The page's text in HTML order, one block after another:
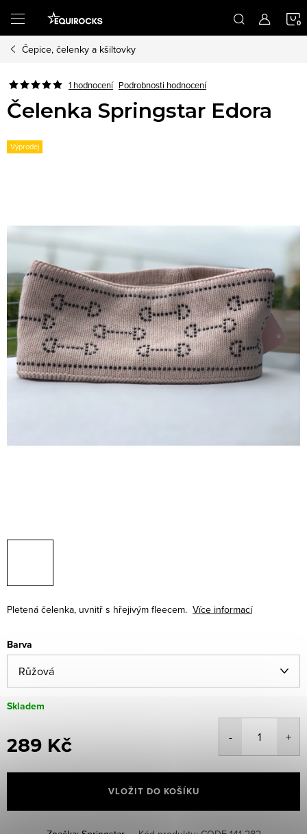
obsah
Čepice, čelenky a kšiltovky
1 hodnocení Podrobnosti hodnocení
Čelenka Springstar Edora
Výprodej
Pletená čelenka, uvnitř s hřejivým fleecem. Více informací
Barva
Skladem
289 Kč
cena:
VLOŽIT DO KOŠÍKU